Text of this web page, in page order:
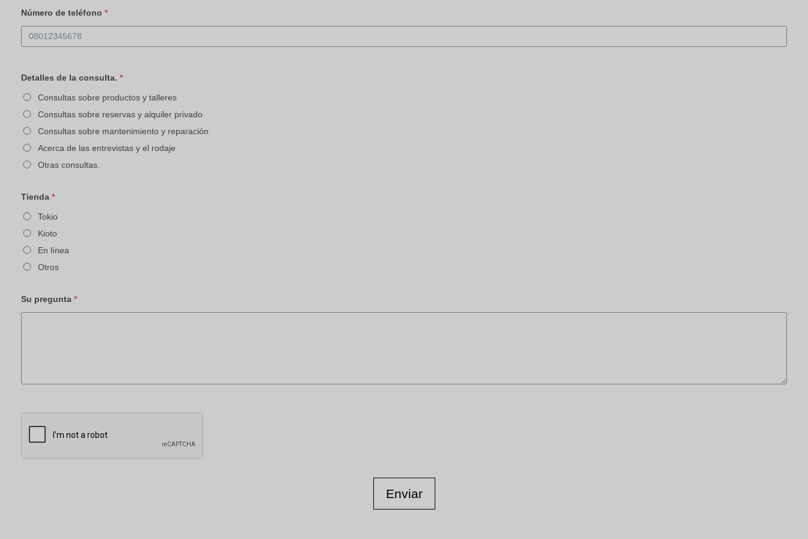
Número de teléfono *
Detalles de la consulta. *
Consultas sobre productos y talleres
Consultas sobre reservas y alquiler privado
Consultas sobre mantenimiento y reparación
Acerca de las entrevistas y el rodaje
Otras consultas.
Tienda *
Tokio
Kioto
En línea
Otros
Su pregunta *
Enviar